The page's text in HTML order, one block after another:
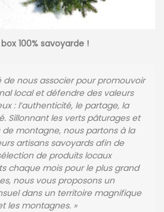
100% savoyarde !
de nous associer pour promouvoir
local et défendre des valeurs
: l’authenticité, le partage, la
Sillonnant les verts pâturages et
de montagne, nous partons à la
artisans savoyards afin de
de produits locaux
chaque mois pour le plus grand
nous vous proposons un
dans un territoire magnifique
les montagnes. »